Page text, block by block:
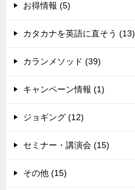
お得情報 (5)
カタカナを英語に直そう (13)
カランメソッド (39)
キャンペーン情報 (1)
ジョギング (12)
セミナー・講演会 (15)
その他 (15)